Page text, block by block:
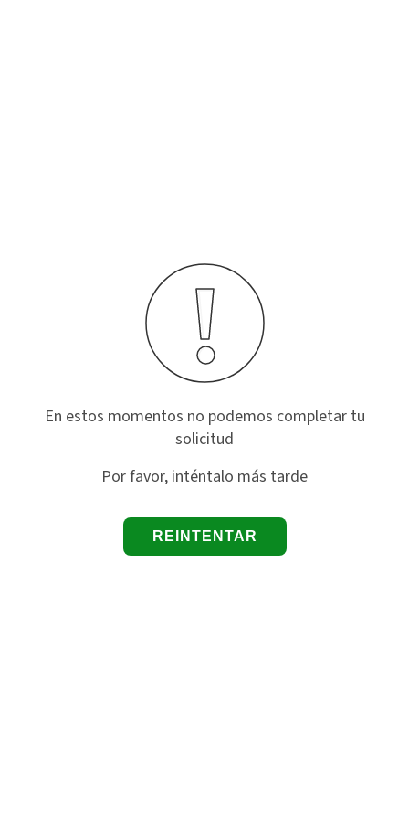
En estos momentos no podemos completar tu
solicitud
Por favor, inténtalo más tarde
REINTENTAR